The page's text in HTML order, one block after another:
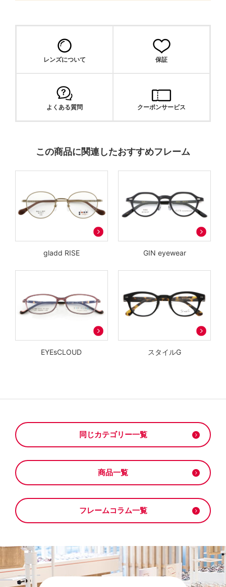
レンズについて 保証
よくある質問 クーポンサービス
この商品に関連したおすすめフレーム
gladd RISE GIN eyewear
EYEsCLOUD スタイルG
同じカテゴリー一覧
商品一覧
フレームコラム一覧